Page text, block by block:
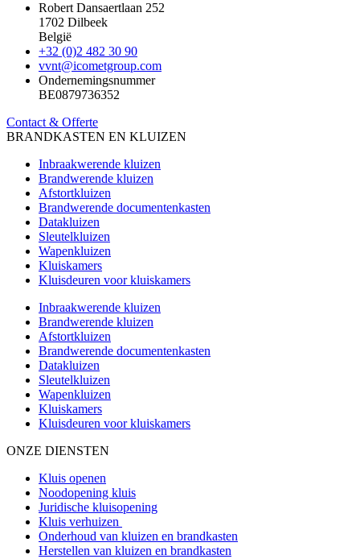
Robert Dansaertlaan 252
1702 Dilbeek
België
+32 (0)2 482 30 90
vvnt@icometgroup.com
Ondernemingsnummer
BE0879736352
Contact & Offerte
BRANDKASTEN EN KLUIZEN
Inbraakwerende kluizen
Brandwerende kluizen
Afstortkluizen
Brandwerende documentenkasten
Datakluizen
Sleutelkluizen
Wapenkluizen
Kluiskamers
Kluisdeuren voor kluiskamers
Inbraakwerende kluizen
Brandwerende kluizen
Afstortkluizen
Brandwerende documentenkasten
Datakluizen
Sleutelkluizen
Wapenkluizen
Kluiskamers
Kluisdeuren voor kluiskamers
ONZE DIENSTEN
Kluis openen
Noodopening kluis
Juridische kluisopening
Kluis verhuizen
Onderhoud van kluizen en brandkasten
Herstellen van kluizen en brandkasten